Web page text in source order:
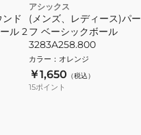
ド
ル 2
アシックス
(メンズ、レディース)パ
フ ベーシックボール
3283A258.800
カラー ： オレンジ
￥1,650 （税込）
15ポイント